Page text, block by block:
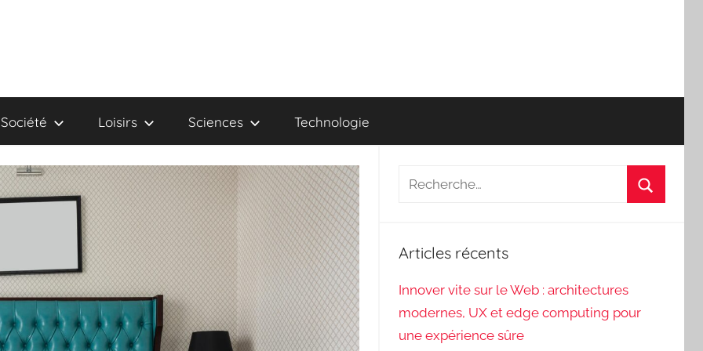
Société Loisirs Sciences Technologie
Recherche
Articles récents
Innover vite sur le Web : architectures
modernes, UX et edge computing pour
une expérience sûre